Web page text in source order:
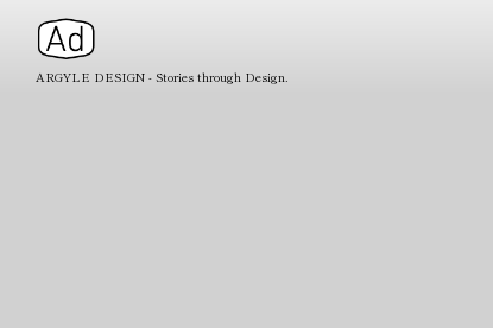
ARGYLE DESIGN - Stories through Design.